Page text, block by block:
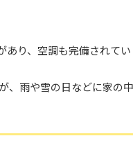
り、空調も完備されてい
雨や雪の日などに家の